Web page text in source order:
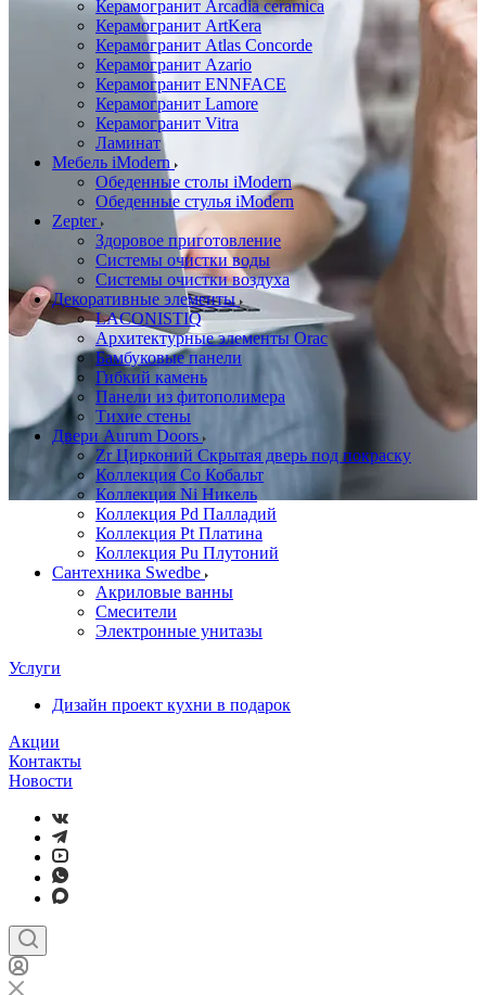
Керамогранит Arcadia ceramica
Керамогранит ArtKera
Керамогранит Atlas Concorde
Керамогранит Azario
Керамогранит ENNFACE
Керамогранит Lamore
Керамогранит Vitra
Ламинат
Мебель iModern
Обеденные столы iModern
Обеденные стулья iModern
Zepter
Здоровое приготовление
Системы очистки воды
Системы очистки воздуха
Декоративные элементы
LACONISTIQ
Архитектурные элементы Orac
Бамбуковые панели
Гибкий камень
Панели из фитополимера
Тихие стены
Двери Aurum Doors
Zr Цирконий Скрытая дверь под покраску
Коллекция Co Кобальт
Коллекция Ni Никель
Коллекция Pd Палладий
Коллекция Pt Платина
Коллекция Pu Плутоний
Сантехника Swedbe
Акриловые ванны
Смесители
Электронные унитазы
Услуги
Дизайн проект кухни в подарок
Акции
Контакты
Новости